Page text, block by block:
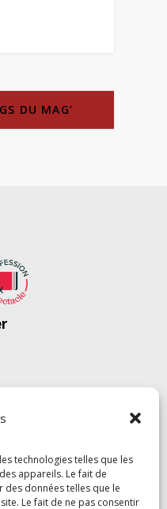
technologies telles que les
appareils. Le fait de
données telles que le
Le fait de ne pas consentir
DU MAG’